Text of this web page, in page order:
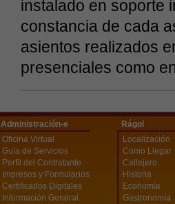
instalado en soporte
constancia de cada
asientos realizados
presenciales como
Administración-e
Oficina Virtual
Guía de Servicios
Perfil del Contratante
Impresos y Formularios
Certificados Digitales
Información General
Rágol
Localización
Como Llegar
Callejero
Historia
Economía
Gastronomía